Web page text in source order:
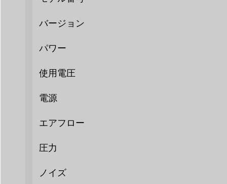
バージョン
パワー
使用電圧
電源
エアフロー
圧力
ノイズ